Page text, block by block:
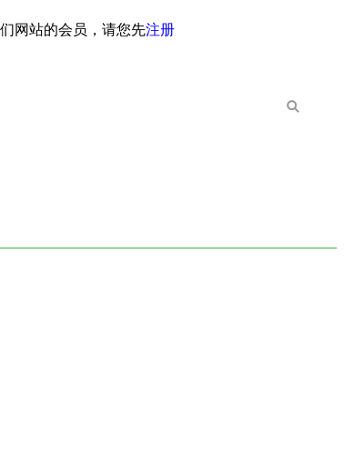
网站的会员，请您先注册